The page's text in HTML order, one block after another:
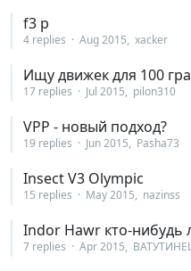
f3 p
4 replies Aug 2015 xacker
Ищу движек для 100
17 replies Jul 2015 pilon310
VPP - новый подход?
19 replies Jun 2015 Pasha73
Insect V3 Olympic
15 replies May 2015 nazinss
Indor Hawr кто-нибудь
7 replies Apr 2015